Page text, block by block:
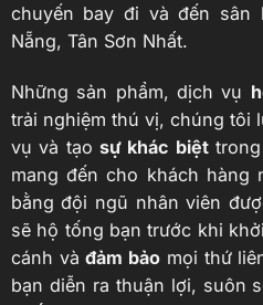
chuyến bay đi và đến sân
Nẵng, Tân Sơn Nhất.
Những sản phẩm, dịch vụ
trải nghiệm thú vị, chúng tôi
vụ và tạo sự khác biệttrong
mang đến cho khách hàng
bằng đội ngũ nhân viên
sẽ hộ tống bạn trước khi
cánh vàđảm bảo mọi thứ
bạn diễn ra thuận lợi, suôn